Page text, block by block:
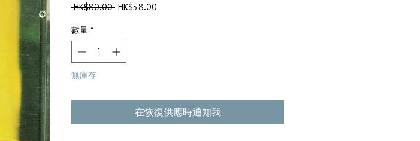
HK$80.00 一
格
HK$58.00
數量 *
無庫存
在恢復供應時通知我